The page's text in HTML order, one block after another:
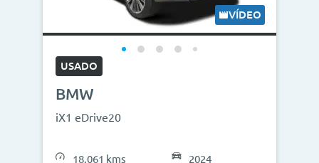
VÍDEO
USADO
BMW
iX1 eDrive20
18.061 kms 2024